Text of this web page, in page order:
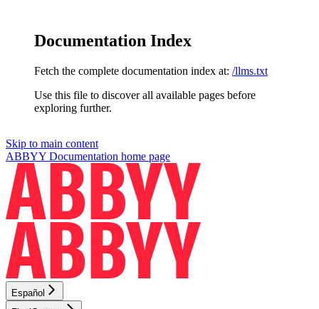
Documentation Index
Fetch the complete documentation index at: /llms.txt
Use this file to discover all available pages before
exploring further.
Skip to main content
ABBYY Documentation home page
Español